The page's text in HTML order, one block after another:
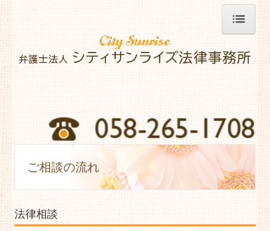
ご相談の流れ
事務所紹介・アクセス
講演・セミナー情報
ご相談の流れ
法律相談